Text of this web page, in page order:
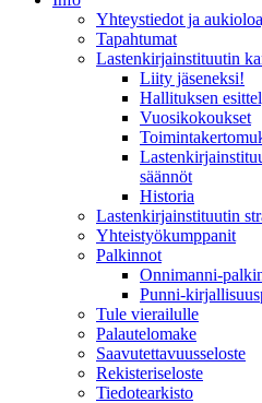
Yhteystiedot ja
Tapahtumat
Lastenkirjainstituutin
Liity jäseneksi!
Hallituksen
Vuosikokoukset
säännöt
Historia
Lastenkirjainstituutin
Yhteistyökumppanit
Palkinnot
Onnimanni-
Punni-
Tule vierailulle
Palautelomake
Saavutettavuusseloste
Rekisteriseloste
Tiedotearkisto